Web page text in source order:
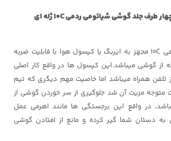
2-ایربگ های مخصوص در چهار طرف جلد گوشی شیائومی ردمی 10C ژله ای
این مدل قاب گوشی شیائومی 10C مجهز به ایربگ یا کپسول هوا با قابلیت ضربه
بالا و مراقبت 360 درجه از گوشی میباشد.این کپسول ها در واقع کار اصلی
تلفن همراه میباشد اما خاصیت مهم دیگری که تیم
مزیت آن شد جلوگیری از سر خوردن گوشی از
در واقع این برجستگی ها مانند اهرمی عمل
دستان شما گیر کرده و مانع از افتادن گوشی